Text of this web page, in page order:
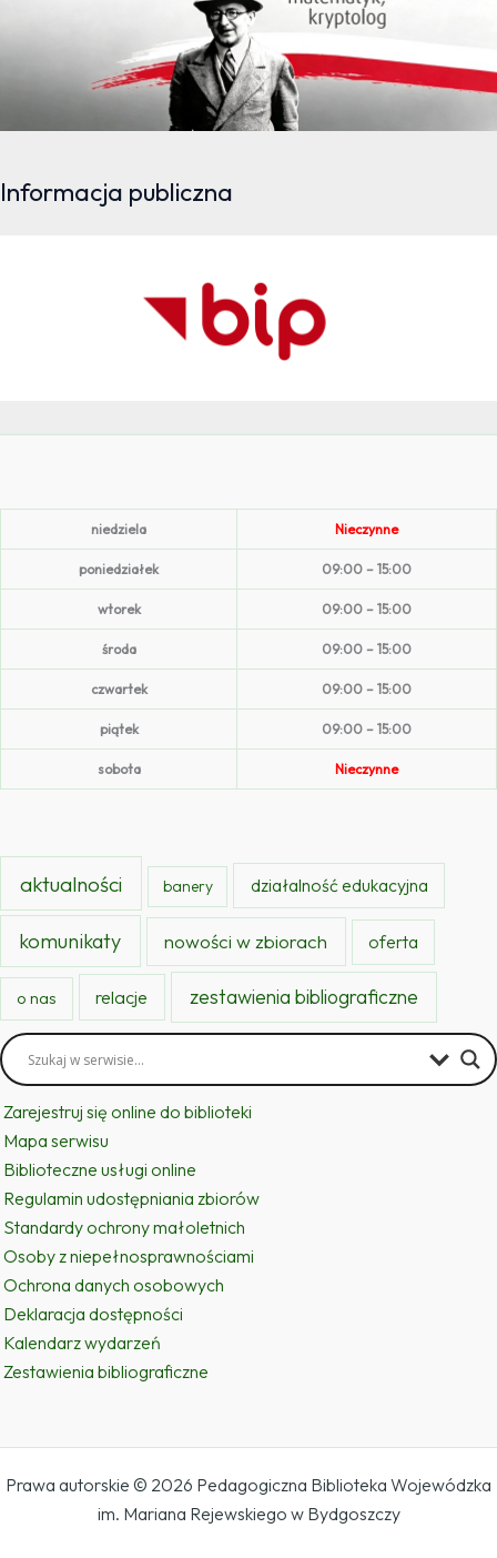
Informacja publiczna
niedziela Nieczynne
poniedziałek 09:00 – 15:00
wtorek 09:00 – 15:00
środa 09:00 – 15:00
czwartek 09:00 – 15:00
piątek 09:00 – 15:00
sobota Nieczynne
aktualności banery działalność edukacyjna
komunikaty nowości w zbiorach oferta
o nas relacje zestawienia bibliograficzne
Zarejestruj się online do biblioteki
Mapa serwisu
Biblioteczne usługi online
Regulamin udostępniania zbiorów
Standardy ochrony małoletnich
Osoby z niepełnosprawnościami
Ochrona danych osobowych
Deklaracja dostępności
Kalendarz wydarzeń
Zestawienia bibliograficzne
Prawa autorskie © 2026 Pedagogiczna Biblioteka Wojewódzka
im. Mariana Rejewskiego w Bydgoszczy